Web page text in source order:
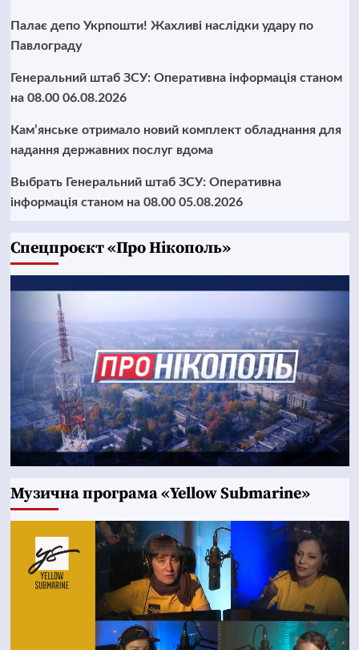
Палає депо Укрпошти! Жахливі наслідки удару по
Павлограду
Генеральний штаб ЗСУ: Оперативна інформація станом
на 08.00 06.08.2026
Кам’янське отримало новий комплект обладнання для
надання державних послуг вдома
Выбрать Генеральний штаб ЗСУ: Оперативна
інформація станом на 08.00 05.08.2026
Cпецпроєкт «Про Нікополь»
Музична програма «Yellow Submarine»